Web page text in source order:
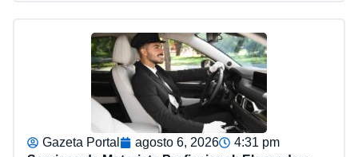
Gazeta Portal agosto 6, 2026
4:31 pm